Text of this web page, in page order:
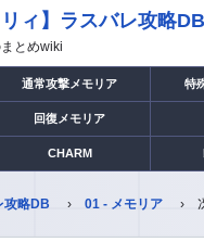
リィ】ラスバレ攻略DB
とめwiki
通常攻撃メモリア 特
回復メモリア
CHARM
攻略DB 01 - メモリア